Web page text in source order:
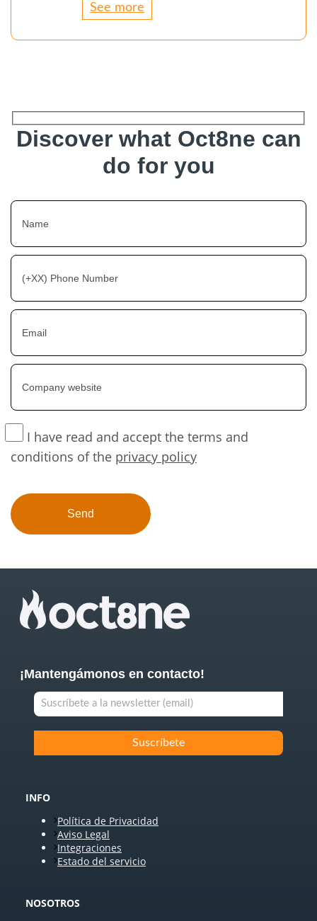
See more
Discover what Oct8ne can
do for you
I have read and accept the terms and
conditions of the privacy policy
¡Mantengámonos en contacto!
INFO
Política de Privacidad
Aviso Legal
Integraciones
Estado del servicio
NOSOTROS